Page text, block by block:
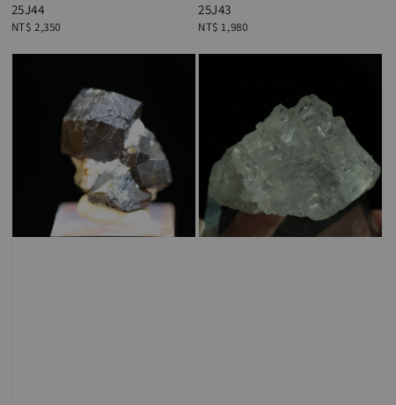
25J44
Regular
NT$ 2,350
25J43
Regular
NT$ 1,980